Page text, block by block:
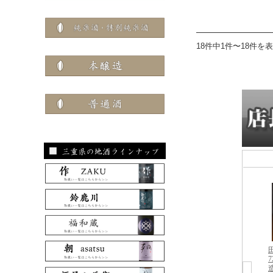
18件中1件〜18件を